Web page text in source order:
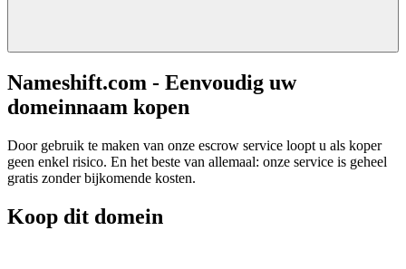
Nameshift.com - Eenvoudig uw
domeinnaam kopen
Door gebruik te maken van onze escrow service loopt u als koper
geen enkel risico. En het beste van allemaal: onze service is geheel
gratis zonder bijkomende kosten.
Koop dit domein